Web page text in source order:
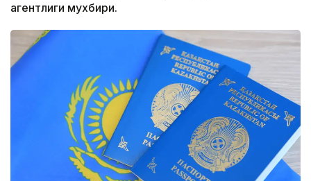
агентлиги мухбири.